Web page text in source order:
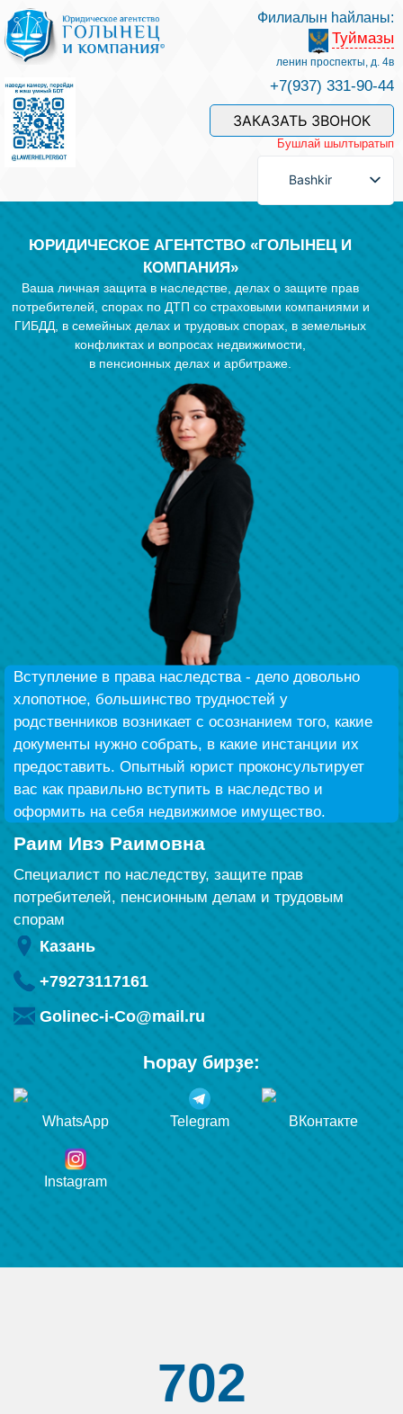
Беҙҙең белгестәр һәм хеҙмәттәр
Хеҙмәт хаҡын түләү
Һорау биреү
Баһалама
Файҙалы мәҡәләләр
Видео тураһында беҙ
Филиалын һайланы:
Туймазы
ленин проспекты, д. 4в
+7(937) 331-90-44
ЗАКАЗАТЬ ЗВОНОК
Бушлай шылтыратып
Bashkir
ЮРИДИЧЕСКОЕ АГЕНТСТВО «ГОЛЫНЕЦ И
КОМПАНИЯ»
Ваша личная защита в наследстве, делах о защите прав
потребителей, спорах по ДТП со страховыми компаниями и
ГИБДД, в семейных делах и трудовых спорах, в земельных
конфликтах и вопросах недвижимости,
в пенсионных делах и арбитраже.
Вступление в права наследства - дело довольно
хлопотное, большинство трудностей у
родственников возникает с осознанием того, какие
документы нужно собрать, в какие инстанции их
предоставить. Опытный юрист проконсультирует
вас как правильно вступить в наследство и
оформить на себя недвижимое имущество.
Раим Ивэ Раимовна
Специалист по наследству, защите прав
потребителей, пенсионным делам и трудовым
спорам
Казань
+79273117161
Golinec-i-Co@mail.ru
Һорау бирҙе:
WhatsApp Telegram ВКонтакте
Instagram
702